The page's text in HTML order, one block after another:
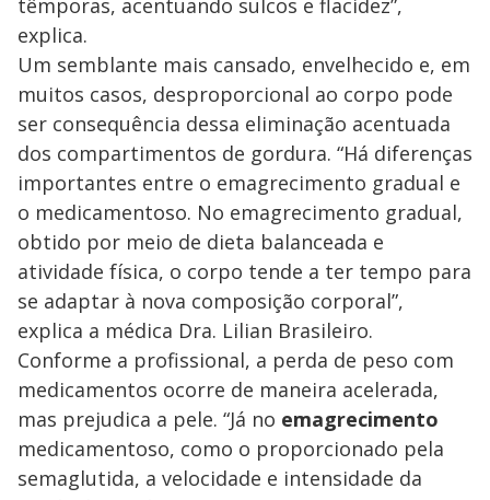
explica.
Um semblante mais cansado, envelhecido e, em
muitos casos, desproporcional ao corpo pode
ser consequência dessa eliminação acentuada
dos compartimentos de gordura. “Há diferenças
importantes entre o emagrecimento gradual e
o medicamentoso. No emagrecimento gradual,
obtido por meio de dieta balanceada e
atividade física, o corpo tende a ter tempo para
se adaptar à nova composição corporal”,
explica a médica Dra. Lilian Brasileiro.
Conforme a profissional, a perda de peso com
medicamentos ocorre de maneira acelerada,
mas prejudica a pele. “Já no emagrecimento
medicamentoso, como o proporcionado pela
semaglutida, a velocidade e intensidade da